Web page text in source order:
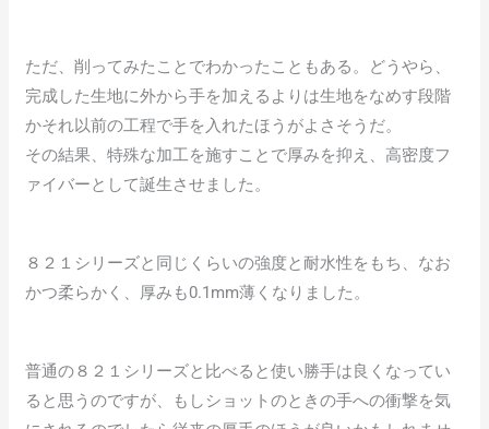
ただ、削ってみたことでわかったこともある。どうやら、
完成した生地に外から手を加えるよりは生地をなめす段階
かそれ以前の工程で手を入れたほうがよさそうだ。
その結果、特殊な加工を施すことで厚みを抑え、高密度フ
ァイバーとして誕生させました。
８２１シリーズと同じくらいの強度と耐水性をもち、なお
かつ柔らかく、厚みも0.1mm薄くなりました。
普通の８２１シリーズと比べると使い勝手は良くなってい
ると思うのですが、もしショットのときの手への衝撃を気